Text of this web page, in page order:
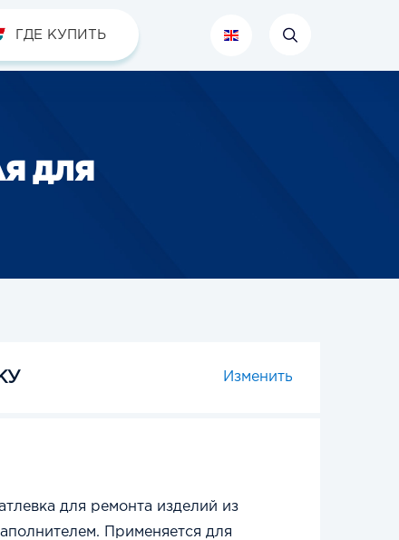
ГДЕ КУПИТЬ
ДЛЯ
Изменить
для ремонта изделий из
Применяется для